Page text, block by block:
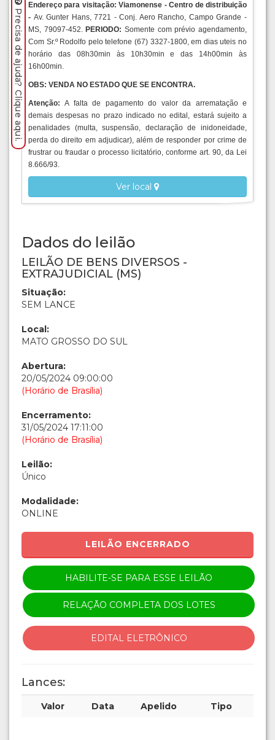
Endereço para visitação: Viamonense - Centro de distribuição
- Av. Gunter Hans, 7721 - Conj. Aero Rancho, Campo Grande -
MS, 79097-452. PERIODO: Somente com prévio agendamento,
Com Sr.º Rodolfo pelo telefone (67) 3327-1800, em dias uteis no
horário das 08h30min às 10h30min e das 14h00min às
16h00min.
OBS: VENDA NO ESTADO QUE SE ENCONTRA.
Atenção:A falta de pagamento do valor da arrematação e
demais despesas no prazo indicado no edital, estará sujeito a
penalidades (multa, suspensão, declaração de inidoneidade,
perda do direito em adjudicar), além de responder por crime de
frustrar ou fraudar o processo licitatório, conforme art. 90, da Lei
8.666/93.
Ver local
Dados do leilão
LEILÃO DE BENS DIVERSOS -
EXTRAJUDICIAL (MS)
Situação:
SEM LANCE
Local:
MATO GROSSO DO SUL
Abertura:
20/05/2024 09:00:00
(Horário de Brasília)
Encerramento:
31/05/2024 17:11:00
(Horário de Brasília)
Leilão:
Único
Modalidade:
ONLINE
LEILÃO ENCERRADO
HABILITE-SE PARA ESSE LEILÃO
RELAÇÃO COMPLETA DOS LOTES
EDITAL ELETRÔNICO
Lances:
Valor Data Apelido Tipo
Precisa de ajuda? Clique aqui.